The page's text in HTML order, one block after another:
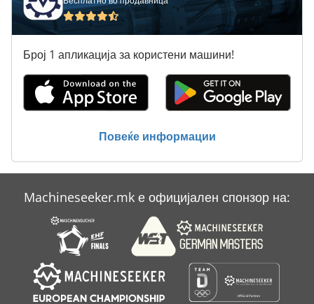
Број 1 апликација за користени машини!
Повеќе информации
Machineseeker.mk е официјален спонзор на: